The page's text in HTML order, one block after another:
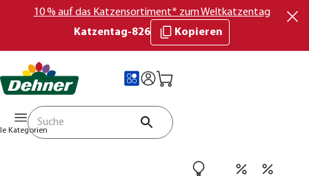
10 % auf das Katzensortiment* zum Weltkatzentag
Katzentag-826
Kopieren
Kategorien